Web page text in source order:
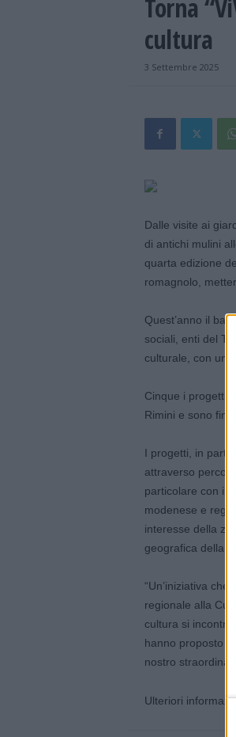
Torna
cultura
3 Settembre 2025
Dalle visite ai
di antichi mulini
quarta edizione
romagnolo,
Quest’anno il
sociali, enti del
culturale, con
Cinque i progetti
Rimini e sono
I progetti, in
attraverso
particolare con
modenese e
interesse della
geografica della
“Un’iniziativa
regionale alla
cultura si
hanno proposto
nostro
Ulteriori